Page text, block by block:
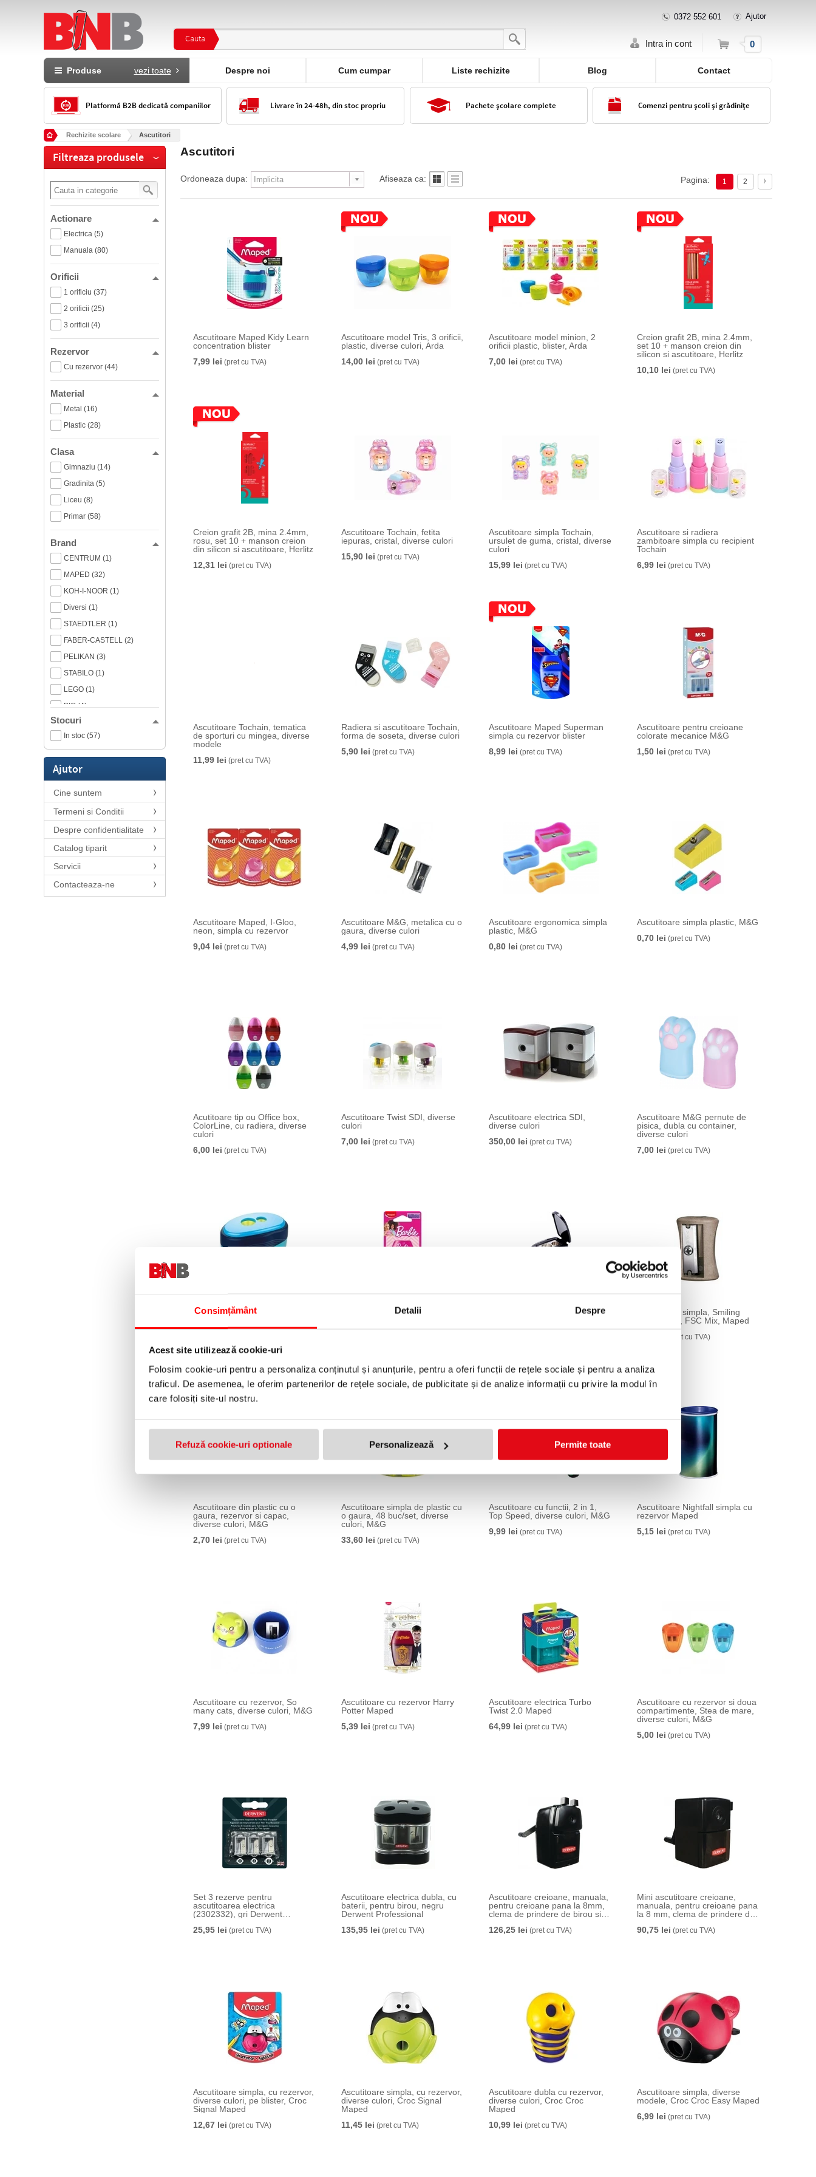
Consimțământ Detalii Despre
Acest site utilizează cookie-uri
Folosim cookie-uri pentru a personaliza conținutul și anunțurile, pentru a oferi funcții de rețele sociale și pentru a analiza
traficul. De asemenea, le oferim partenerilor de rețele sociale, de publicitate și de analize informații cu privire la modul în
care folosiți site-ul nostru.
Refuză cookie-uri optionale Personalizează Permite toate
Cauta
0372 552 601 Ajutor
Intra in cont Cos 0
Produse vezi toate Despre noi Cum cumpar Liste rechizite Blog Contact
Platformă B2B dedicată companiilor Livrare în 24-48h, din stoc propriu Pachete școlare complete Comenzi pentru școli și grădinițe
Rechizite scolare Ascutitori
Filtreaza produsele
Actionare
Electrica (5)
Manuala (80)
Orificii
1 orificiu (37)
2 orificii (25)
3 orificii (4)
Rezervor
Cu rezervor (44)
Material
Metal (16)
Plastic (28)
Clasa
Gimnaziu (14)
Gradinita (5)
Liceu (8)
Primar (58)
Brand
CENTRUM (1)
MAPED (32)
KOH-I-NOOR (1)
Diversi (1)
STAEDTLER (1)
FABER-CASTELL (2)
PELIKAN (3)
STABILO (1)
LEGO (1)
BIC (4)
Derwent (5)
M&G (10)
SDI (2)
Office Box (1)
HERLITZ (2)
Arda (10)
Stocuri
In stoc (57)
Ajutor
Cine suntem
Termeni si Conditii
Despre confidentialitate
Catalog tiparit
Servicii
Contacteaza-ne
Ascutitori
Ordoneaza dupa: Afiseaza ca: Pagina: 1 2
Ascutitoare Maped Kidy Learn
concentration blister
7,99 lei (pret cu TVA)
Ascutitoare model Tris, 3 orificii,
plastic, diverse culori, Arda
14,00 lei (pret cu TVA)
Ascutitoare model minion, 2
orificii plastic, blister, Arda
7,00 lei (pret cu TVA)
Creion grafit 2B, mina 2.4mm,
set 10 + manson creion din
silicon si ascutitoare, Herlitz
10,10 lei (pret cu TVA)
Creion grafit 2B, mina 2.4mm,
rosu, set 10 + manson creion
din silicon si ascutitoare, Herlitz
12,31 lei (pret cu TVA)
Ascutitoare Tochain, fetita
iepuras, cristal, diverse culori
15,90 lei (pret cu TVA)
Ascutitoare simpla Tochain,
ursulet de guma, cristal, diverse
culori
15,99 lei (pret cu TVA)
Ascutitoare si radiera
zambitoare simpla cu recipient
Tochain
6,99 lei (pret cu TVA)
Ascutitoare Tochain, tematica
de sporturi cu mingea, diverse
modele
11,99 lei (pret cu TVA)
Radiera si ascutitoare Tochain,
forma de soseta, diverse culori
5,90 lei (pret cu TVA)
Ascutitoare Maped Superman
simpla cu rezervor blister
8,99 lei (pret cu TVA)
Ascutitoare pentru creioane
colorate mecanice M&G
1,50 lei (pret cu TVA)
Ascutitoare Maped, I-Gloo,
neon, simpla cu rezervor
9,04 lei (pret cu TVA)
Ascutitoare M&G, metalica cu o
gaura, diverse culori
4,99 lei (pret cu TVA)
Ascutitoare ergonomica simpla
plastic, M&G
0,80 lei (pret cu TVA)
Ascutitoare simpla plastic, M&G
0,70 lei (pret cu TVA)
Acutitoare tip ou Office box,
ColorLine, cu radiera, diverse
culori
6,00 lei (pret cu TVA)
Ascutitoare Twist SDI, diverse
culori
7,00 lei (pret cu TVA)
Ascutitoare electrica SDI,
diverse culori
350,00 lei (pret cu TVA)
Ascutitoare M&G pernute de
pisica, dubla cu container,
diverse culori
7,00 lei (pret cu TVA)
Ascutitoare dubla griffix,
Ascutitoare Barbie simpla cu
Ascutitoare Professional,
rezervor, negru, Derwent
Ascutitoare simpla, Smiling
Planet Vivo, FSC Mix, Maped
(pret cu TVA)
Ascutitoare din plastic cu o
gaura, rezervor si capac,
diverse culori, M&G
2,70 lei (pret cu TVA)
Ascutitoare simpla de plastic cu
o gaura, 48 buc/set, diverse
culori, M&G
33,60 lei (pret cu TVA)
Ascutitoare cu functii, 2 in 1,
Top Speed, diverse culori, M&G
9,99 lei (pret cu TVA)
Ascutitoare Nightfall simpla cu
rezervor Maped
5,15 lei (pret cu TVA)
Ascutitoare cu rezervor, So
many cats, diverse culori, M&G
7,99 lei (pret cu TVA)
Ascutitoare cu rezervor Harry
Potter Maped
5,39 lei (pret cu TVA)
Ascutitoare electrica Turbo
Twist 2.0 Maped
64,99 lei (pret cu TVA)
Ascutitoare cu rezervor si doua
compartimente, Stea de mare,
diverse culori, M&G
5,00 lei (pret cu TVA)
Set 3 rezerve pentru
ascutitoarea electrica
(2302332), gri Derwent
25,95 lei (pret cu TVA)
Ascutitoare electrica dubla, cu
baterii, pentru birou, negru
Derwent Professional
135,95 lei (pret cu TVA)
Ascutitoare creioane, manuala,
pentru creioane pana la 8mm,
clema de prindere de birou si
Professional
126,25 lei (pret cu TVA)
Mini ascutitoare creioane,
manuala, pentru creioane pana
la 8 mm, clema de prindere de
Derwent Professional
90,75 lei (pret cu TVA)
Ascutitoare simpla, cu rezervor,
diverse culori, pe blister, Croc
Signal Maped
12,67 lei (pret cu TVA)
Ascutitoare simpla, cu rezervor,
diverse culori, Croc Signal
Maped
11,45 lei (pret cu TVA)
Ascutitoare dubla cu rezervor,
diverse culori, Croc Croc
Maped
10,99 lei (pret cu TVA)
Ascutitoare simpla, diverse
modele, Croc Croc Easy Maped
6,99 lei (pret cu TVA)